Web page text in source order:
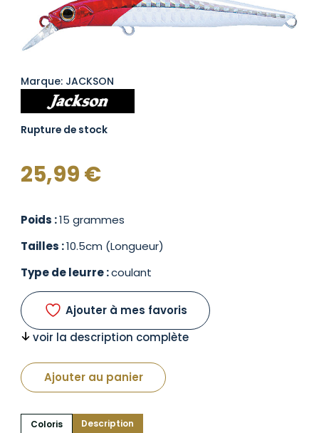
Marque: JACKSON
Rupture de stock
25,99€
Poids :15 grammes
Tailles :10.5cm (Longueur)
Type de leurre :coulant
Ajouter à mes favoris
voir la description complète
Ajouter au panier
Coloris Description